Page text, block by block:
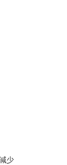
少